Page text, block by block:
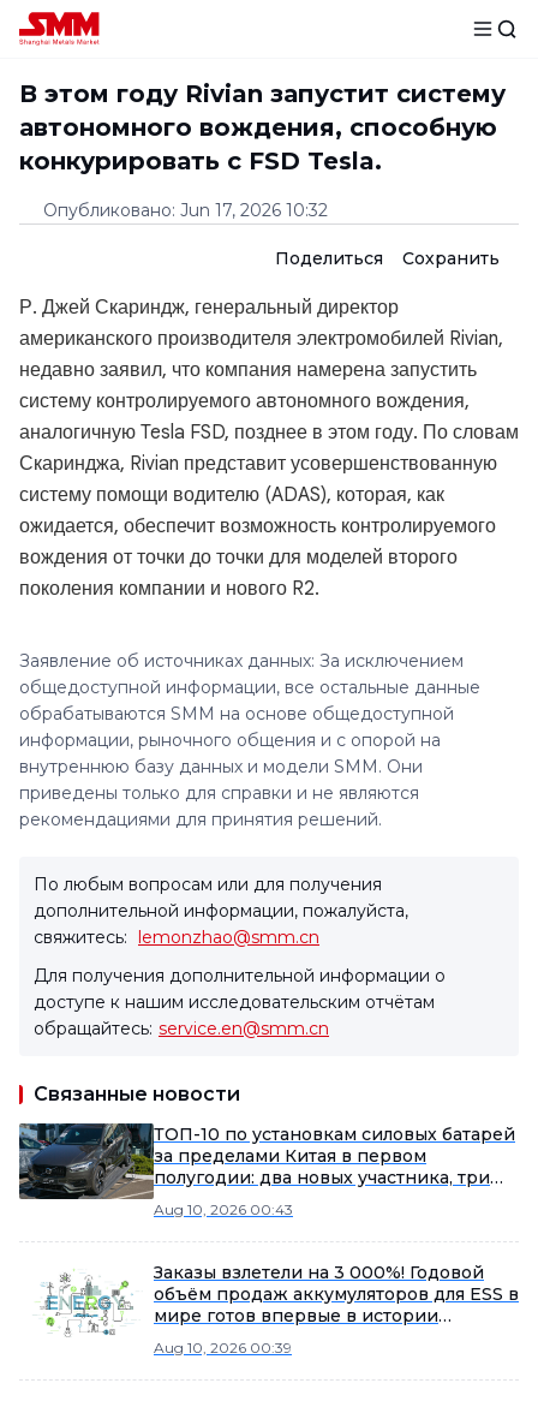
В этом году Rivian запустит систему
автономного вождения, способную
конкурировать с FSD Tesla.
Опубликовано: Jun 17, 2026 10:32
Поделиться Сохранить
Р. Джей Скариндж, генеральный директор
американского производителя электромобилей Rivian,
недавно заявил, что компания намерена запустить
систему контролируемого автономного вождения,
аналогичную Tesla FSD, позднее в этом году. По словам
Скаринджа, Rivian представит усовершенствованную
систему помощи водителю (ADAS), которая, как
ожидается, обеспечит возможность контролируемого
вождения от точки до точки для моделей второго
поколения компании и нового R2.
Заявление об источниках данных: За исключением
общедоступной информации, все остальные данные
обрабатываются SMM на основе общедоступной
информации, рыночного общения и с опорой на
внутреннюю базу данных и модели SMM. Они
приведены только для справки и не являются
рекомендациями для принятия решений.
По любым вопросам или для получения
дополнительной информации, пожалуйста,
свяжитесь: lemonzhao@smm.cn
Для получения дополнительной информации о
доступе к нашим исследовательским отчётам
обращайтесь: service.en@smm.cn
Связанные новости
ТОП-10 по установкам силовых батарей
за пределами Китая в первом
полугодии: два новых участника, три
Aug 10, 2026 00:43
Заказы взлетели на 3 000%! Годовой
объём продаж аккумуляторов для ESS в
мире готов впервые в истории
Aug 10, 2026 00:39